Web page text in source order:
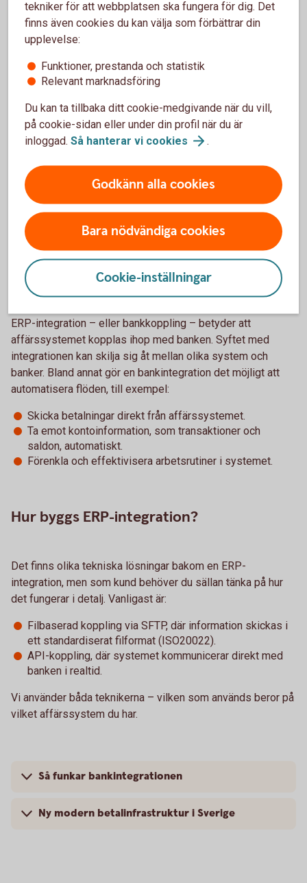
Vad betyder ERP?
ERP står för Enterprise Resource Planning – på svenska
affärssystem. Det är ett affärssystem, alltså ett IT-system,
som hjälper företag att hantera olika delar av verksamheten,
som ekonomi, HR, logistik eller tillverkning. De finns i
många former – från små bokföringsprogram till
avancerade system för stora företag.
När vi pratar om ERP-system inkluderar vi också andra
system där en bankkoppling kan vara till nytta – till
exempel lönesystem, fastighetssystem eller enklare
redovisnings- och bokföringsprogram.
Bankintegration av ERP
ERP-integration – eller bankkoppling – betyder att
affärssystemet kopplas ihop med banken. Syftet med
integrationen kan skilja sig åt mellan olika system och
banker. Bland annat gör en bankintegration det möjligt att
automatisera flöden, till exempel:
Skicka betalningar direkt från affärssystemet.
Ta emot kontoinformation, som transaktioner och
saldon, automatiskt.
Förenkla och effektivisera arbetsrutiner i systemet.
Hur byggs ERP-integration?
Det finns olika tekniska lösningar bakom en ERP-
integration, men som kund behöver du sällan tänka på hur
det fungerar i detalj. Vanligast är:
Filbaserad koppling via SFTP, där information skickas i
ett standardiserat filformat (ISO20022).
API-koppling, där systemet kommunicerar direkt med
banken i realtid.
Vi använder båda teknikerna – vilken som används beror på
vilket affärssystem du har.
Så funkar bankintegrationen
Ny modern betalinfrastruktur i Sverige
tekniker för att webbplatsen ska fungera för dig. Det
finns även cookies du kan välja som förbättrar din
upplevelse:
Funktioner, prestanda och statistik
Relevant marknadsföring
Du kan ta tillbaka ditt cookie-medgivande när du vill,
på cookie-sidan eller under din profil när du är
inloggad. Så hanterar vi cookies .
Godkänn alla cookies
Bara nödvändiga cookies
Cookie-inställningar